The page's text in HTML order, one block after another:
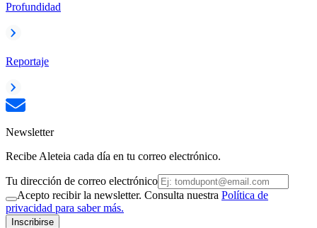
Profundidad
Reportaje
Newsletter
Recibe Aleteia cada día en tu correo electrónico.
Tu dirección de correo electrónico
Acepto recibir la newsletter. Consulta nuestra Política de
privacidad para saber más.
Inscribirse